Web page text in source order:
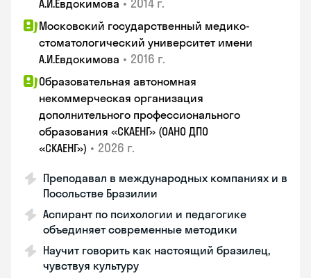
А.И.Евдокимова
Московский государственный медико-
стоматологический университет имени
А.И.Евдокимова • 2016 г.
Образовательная автономная
некоммерческая организация
дополнительного профессионального
образования «СКАЕНГ» (ОАНО ДПО
«СКАЕНГ») • 2026 г.
Преподавал в международных компаниях и в
Посольстве Бразилии
Аспирант по психологии и педагогике
объединяет современные методики
Научит говорить как настоящий бразилец,
чувствуя культуру